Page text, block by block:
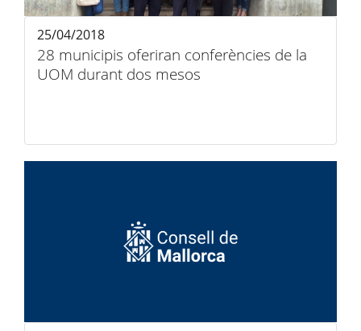
28 municipis oferiran conferències de la
UOM durant dos mesos
25/04/2018